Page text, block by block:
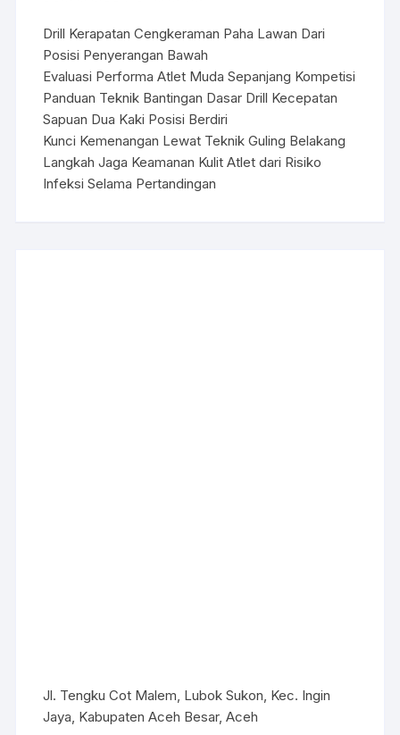
Drill Kerapatan Cengkeraman Paha Lawan Dari
Posisi Penyerangan Bawah
Evaluasi Performa Atlet Muda Sepanjang Kompetisi
Panduan Teknik Bantingan Dasar Drill Kecepatan
Sapuan Dua Kaki Posisi Berdiri
Kunci Kemenangan Lewat Teknik Guling Belakang
Langkah Jaga Keamanan Kulit Atlet dari Risiko
Infeksi Selama Pertandingan
Jl. Tengku Cot Malem, Lubok Sukon, Kec. Ingin
Jaya, Kabupaten Aceh Besar, Aceh